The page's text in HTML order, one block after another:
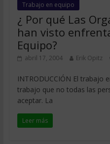
Trabajo en equipo
¿ Por qué Las
han visto
Equipo?
abril 17, 2004 Erik Opitz
INTRODUCCIÓN El trabajo
trabajo que no todas las
aceptar. La
Leer más